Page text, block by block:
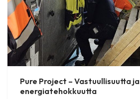
Pure Project – Vastuullisuutta ja
energiatehokkuutta